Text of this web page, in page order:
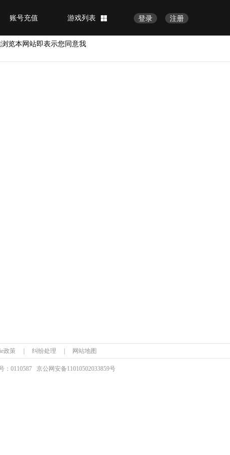
注册
登录
游戏列表
账号充值
览本网站即表示您同意我
政策 纠纷处理 网站地图
：0110587京公网安备11010502033859号